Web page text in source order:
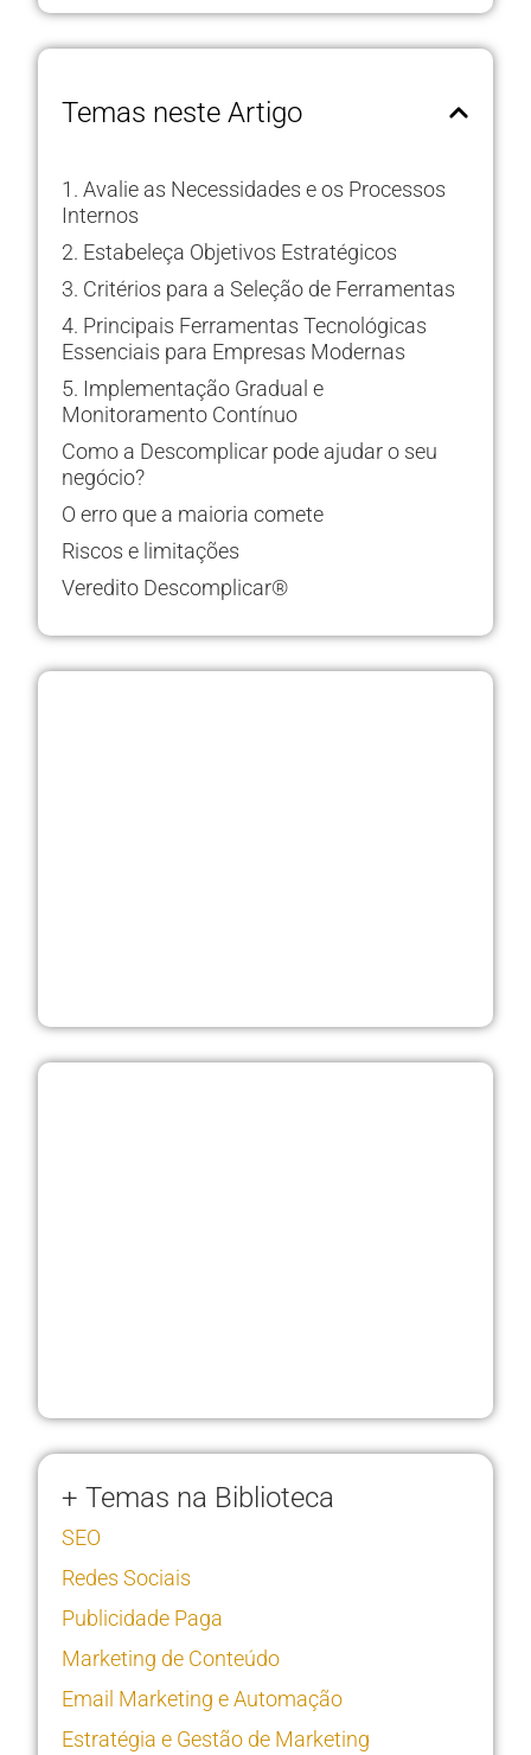
Temas neste Artigo
1. Avalie as Necessidades e os Processos
Internos
2. Estabeleça Objetivos Estratégicos
3. Critérios para a Seleção de Ferramentas
4. Principais Ferramentas Tecnológicas
Essenciais para Empresas Modernas
5. Implementação Gradual e
Monitoramento Contínuo
Como a Descomplicar pode ajudar o seu
negócio?
O erro que a maioria comete
Riscos e limitações
Veredito Descomplicar®
+ Temas na Biblioteca
SEO
Redes Sociais
Publicidade Paga
Marketing de Conteúdo
Email Marketing e Automação
Estratégia e Gestão de Marketing